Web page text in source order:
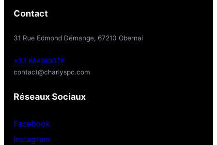
Contact
31 Rue Edmond Démange, 67210 Obernai
+33 684969076
contact@charlyspc.com
Réseaux Sociaux
Facebook
Instagram